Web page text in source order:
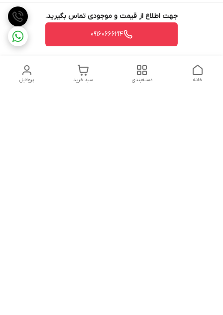
جهت اطلاع از قیمت و موجودی تماس بگیرید.
09160666214
پروفایل سبد خرید دسته‌بندی خانه